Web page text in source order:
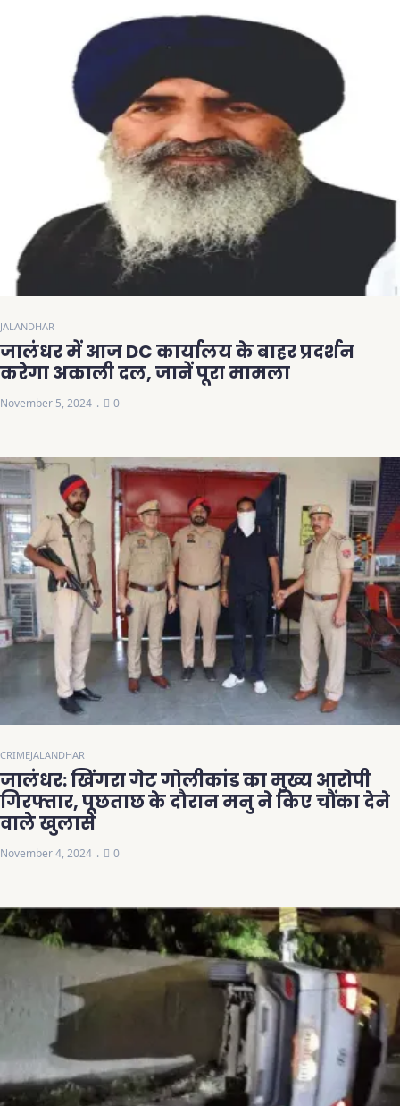
JALANDHAR
जालंधर में आज DC कार्यालय के बाहर प्रदर्शन
करेगा अकाली दल, जानें पूरा मामला
November 5, 2024 0
CRIMEJALANDHAR
जालंधर: खिंगरा गेट गोलीकांड का मुख्य आरोपी
गिरफ्तार, पूछताछ के दौरान मनु ने किए चौंका देने
वाले खुलासे
November 4, 2024 0